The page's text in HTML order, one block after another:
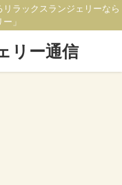
ラックスランジェリーなら
」
リー通信